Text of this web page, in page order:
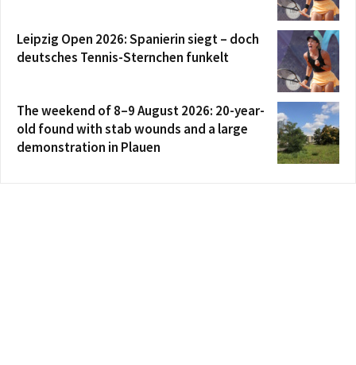
Leipzig Open 2026: Spanierin siegt – doch
deutsches Tennis-Sternchen funkelt
The weekend of 8–9 August 2026: 20-year-
old found with stab wounds and a large
demonstration in Plauen